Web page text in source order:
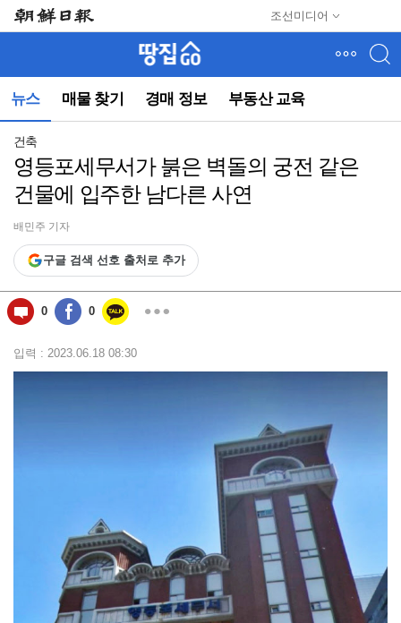
조선미디어
뉴스 매물 찾기 경매 정보 부동산 교육
뉴
(컨
동)
건축
영등포세무서가 붉은 벽돌의 궁전 같은
건물에 입주한 남다른 사연
배민주 기자
구글 검색 선호 출처로 추가
0 0
입력 : 2023.06.18 08:30